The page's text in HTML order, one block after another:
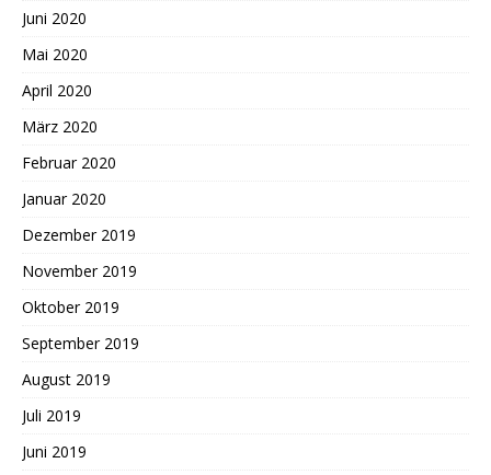
Juni 2020
Mai 2020
April 2020
März 2020
Februar 2020
Januar 2020
Dezember 2019
November 2019
Oktober 2019
September 2019
August 2019
Juli 2019
Juni 2019